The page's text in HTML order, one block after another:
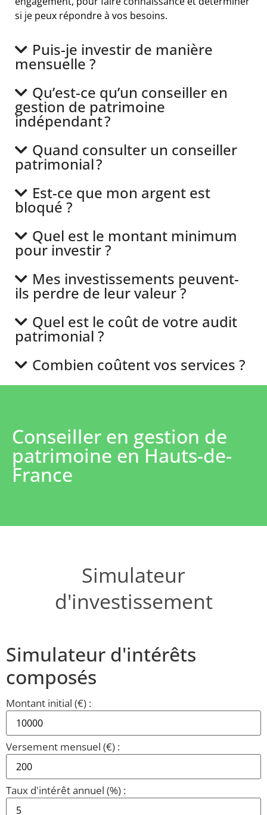
si je peux répondre à vos besoins.
Puis-je investir de manière
mensuelle ?
Qu’est-ce qu’un conseiller en
gestion de patrimoine
indépendant ?
Quand consulter un conseiller
patrimonial ?
Est-ce que mon argent est
bloqué ?
Quel est le montant minimum
pour investir ?
Mes investissements peuvent-
ils perdre de leur valeur ?
Quel est le coût de votre audit
patrimonial ?
Combien coûtent vos services ?
Conseiller en gestion de
patrimoine en Hauts-de-
France
Simulateur
d'investissement
Simulateur d'intérêts
composés
Montant initial (€) :
Versement mensuel (€) :
Taux d'intérêt annuel (%) :